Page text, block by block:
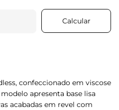
confeccionado em viscose
apresenta base lisa
acabadas em revel com